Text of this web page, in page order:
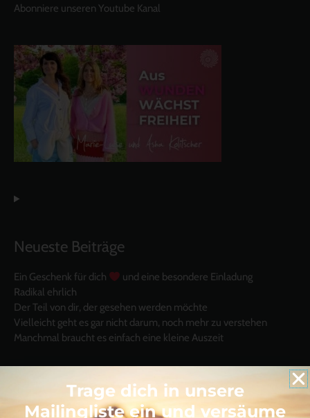
Abonniere unseren Youtube Kanal
Neueste Beiträge
Ein Geschenk für dich
und eine besondere Einladung
Radikal ehrlich
Der Teil von dir, der gesehen werden möchte
Vielleicht geht es gar nicht darum, noch mehr zu verstehen
Manchmal braucht es einfach eine kleine Auszeit
Trage dich in unsere
Mailingliste ein und versäume